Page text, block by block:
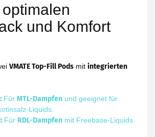
und Komfort
VMATE Top-Fill Pods mit integrierten
Für MTL-Dampfen und geeignet für
Liquids.
Für RDL-Dampfen mit Freebase-Liquids.